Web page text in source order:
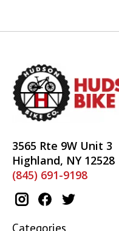
3565 Rte 9W Unit 3
Highland, NY 12528
(845) 691-9198
Categories